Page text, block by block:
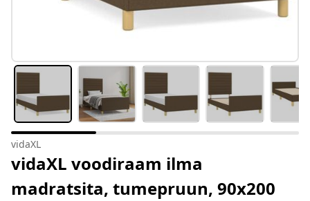
vidaXL
vidaXL voodiraam ilma
madratsita, tumepruun, 90x200